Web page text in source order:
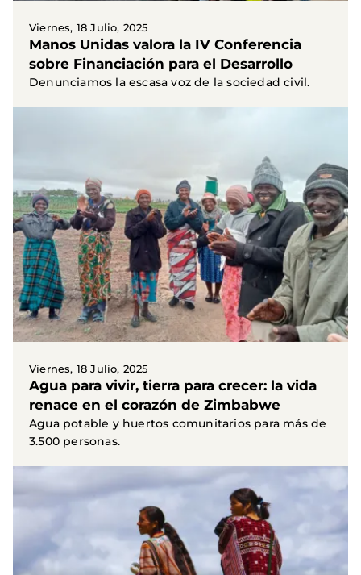
Viernes, 18 Julio, 2025
Manos Unidas valora la IV Conferencia
sobre Financiación para el Desarrollo
Denunciamos la escasa voz de la sociedad civil.
Viernes, 18 Julio, 2025
Agua para vivir, tierra para crecer: la vida
renace en el corazón de Zimbabwe
Agua potable y huertos comunitarios para más de
3.500 personas.